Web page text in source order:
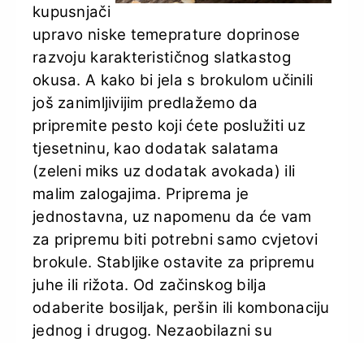
kupusnjači
upravo niske temeprature doprinose
razvoju karakterističnog slatkastog
okusa. A kako bi jela s brokulom učinili
još zanimljivijim predlažemo da
pripremite pesto koji ćete poslužiti uz
tjesetninu, kao dodatak salatama
(zeleni miks uz dodatak avokada) ili
malim zalogajima. Priprema je
jednostavna, uz napomenu da će vam
za pripremu biti potrebni samo cvjetovi
brokule. Stabljike ostavite za pripremu
juhe ili rižota. Od začinskog bilja
odaberite bosiljak, peršin ili kombonaciju
jednog i drugog. Nezaobilazni su